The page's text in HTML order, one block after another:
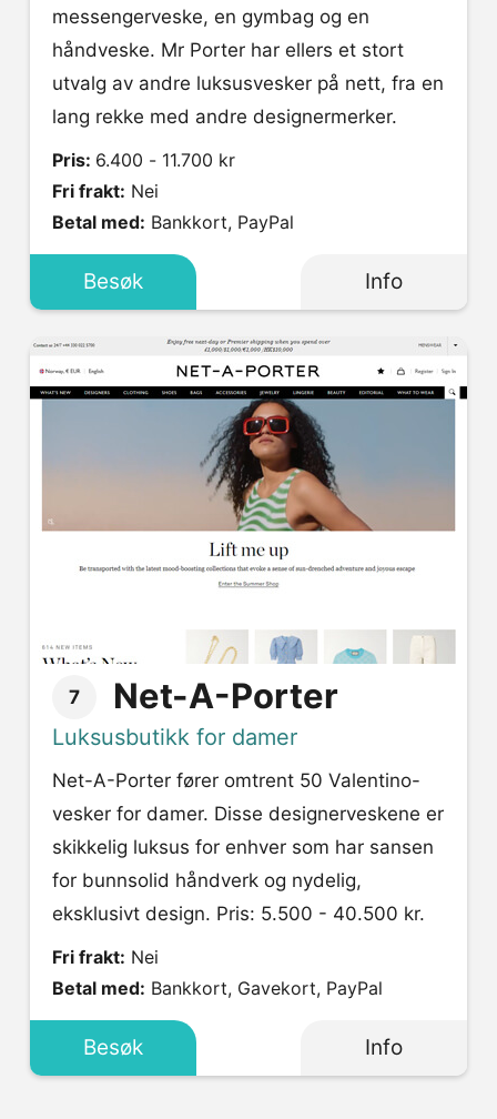
messengerveske, en gymbag og en
håndveske. Mr Porter har ellers et stort
utvalg av andre luksusvesker på nett, fra en
lang rekke med andre designermerker.
Pris: 6.400 - 11.700 kr
Fri frakt: Nei
Betal med: Bankkort, PayPal
Besøk Info
7 Net-A-Porter
Luksusbutikk for damer
Net-A-Porter fører omtrent 50 Valentino-
vesker for damer. Disse designerveskene er
skikkelig luksus for enhver som har sansen
for bunnsolid håndverk og nydelig,
eksklusivt design. Pris: 5.500 - 40.500 kr.
Fri frakt: Nei
Betal med: Bankkort, Gavekort, PayPal
Besøk Info